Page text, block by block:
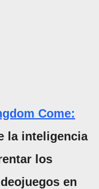
Come:
la inteligencia
los
en